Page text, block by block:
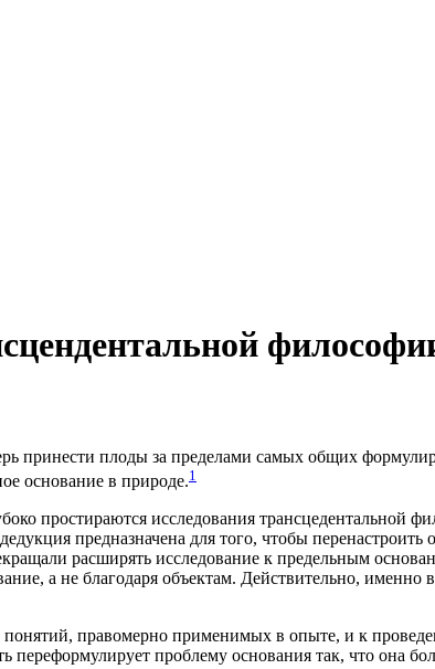
при­не­сти пло­ды за пре­де­ла­ми самых общих
осно­ва­ние в при­ро­де.1
про­сти­ра­ют­ся иссле­до­ва­ния транс­це­ден­таль­ной
пред­на­зна­че­на для того, что­бы
рас­ши­рять иссле­до­ва­ние к пре­дель­ным
а не бла­го­да­ря объ­ек­там. Дей­стви­тель­но,
поня­тий, пра­во­мер­но при­ме­ни­мых в опы­те, и к
пере­фор­му­ли­ру­ет про­бле­му осно­ва­ния так, что она